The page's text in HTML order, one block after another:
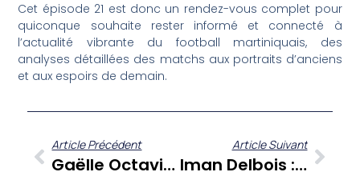
Cet épisode 21 est donc un rendez-vous complet pour
quiconque souhaite rester informé et connecté à
l’actualité vibrante du football martiniquais, des
analyses détaillées des matchs aux portraits d’anciens
et aux espoirs de demain.
Article Précédent
Gaëlle Octavia : Un Parcours Inspirant Et Des Perspectives Engagées Sur La Caraïbe
Article Suivant
Iman Delbois : Révélations Et Parcours De Vie, Une Entrevue Sans Filtre Sur A Cœur Ouvert